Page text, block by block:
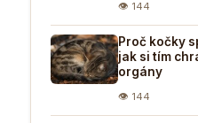
👁 144
Proč kočky
jak si tím
orgány
👁 144